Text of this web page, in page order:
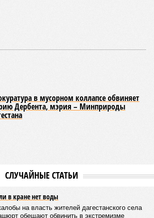
дороге «Араканская
– Сагринский мост», при этом
маршруты, а непосредственно к
работам рассчитывают
после существенного снижения напора
из штольни Ирганайской ГЭС,
августа.
на дороге «Цуриб – Арчиб»
с 18 населёнными пунктами было
схеме, однако подъездные
ещё остаются заблокированными.
районе Дагестана из-за
полотна протяжённостью 110
нарушений в системе водоснабжения
задействуют волонтёров.
Опубликовано:
Отредактировано:13.07.2026 16:12